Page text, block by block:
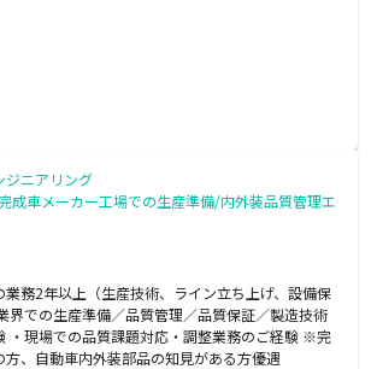
ジニアリング
成車メーカー工場での生産準備/内外装品質管理エ
業務2年以上（生産技術、ライン立ち上げ、設備保
界での生産準備／品質管理／品質保証／製造技術
・現場での品質課題対応・調整業務のご経験 ※完
方、自動車内外装部品の知見がある方優遇